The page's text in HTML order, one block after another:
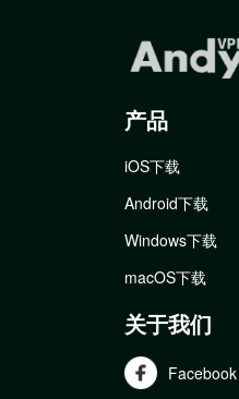
产品
iOS下载
Android下载
Windows下载
macOS下载
关于我们
Facebook